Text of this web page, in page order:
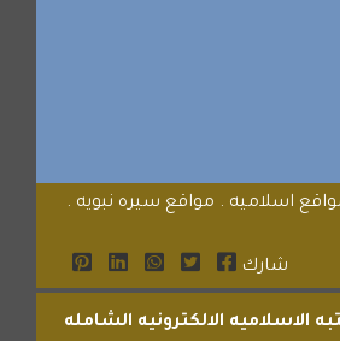
اسلاميه . مواقع سيره نبويه .
شارك
الاسلاميه الالكترونيه الشامله